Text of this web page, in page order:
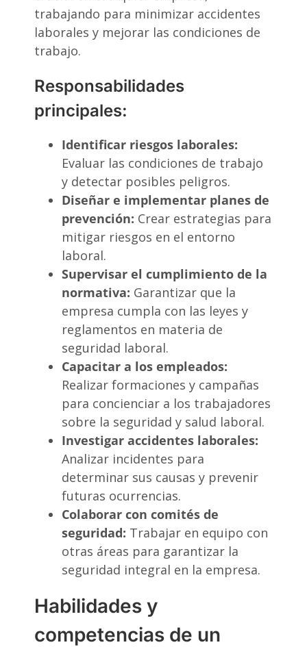
trabajando para minimizar accidentes
laborales y mejorar las condiciones de
trabajo.
Responsabilidades
principales:
Identificar riesgos laborales:
Evaluar las condiciones de trabajo
y detectar posibles peligros.
Diseñar e implementar planes de
prevención: Crear estrategias para
mitigar riesgos en el entorno
laboral.
Supervisar el cumplimiento de la
normativa: Garantizar que la
empresa cumpla con las leyes y
reglamentos en materia de
seguridad laboral.
Capacitar a los empleados:
Realizar formaciones y campañas
para concienciar a los trabajadores
sobre la seguridad y salud laboral.
Investigar accidentes laborales:
Analizar incidentes para
determinar sus causas y prevenir
futuras ocurrencias.
Colaborar con comités de
seguridad: Trabajar en equipo con
otras áreas para garantizar la
seguridad integral en la empresa.
Habilidades y
competencias de un